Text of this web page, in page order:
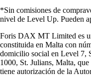
*Sin comisiones de
nivel de Level Up. Pueden
Foris DAX MT Limited es
constituida en Malta con
domicilio social en Level 7,
1000, St. Julians, Malta,
tiene autorización de la